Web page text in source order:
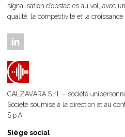
signalisation d’obstacles au vol, avec
qualité, la compétitivité et la croissance
CALZAVARA S.r.l. – société
Société soumise à la direction et au
S.p.A.
Siège social